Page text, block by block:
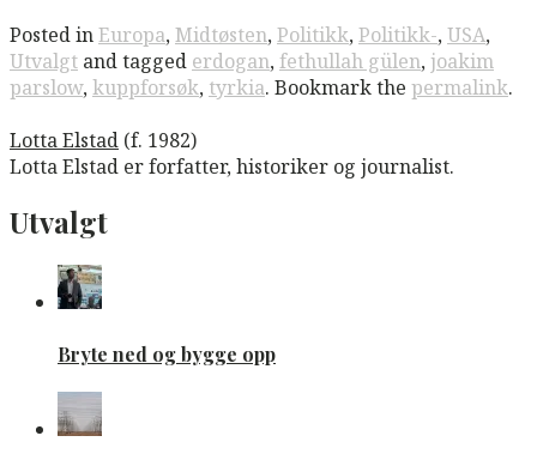
Posted inEuropa,Midtøsten,Politikk,Politikk-,USA,
Utvalgt and tagged erdogan,fethullah gülen, joakim
parslow,kuppforsøk, tyrkia. Bookmark the permalink.
Lotta Elstad (f. 1982)
Lotta Elstad er forfatter, historiker og journalist.
Utvalgt
Bryte ned og bygge opp